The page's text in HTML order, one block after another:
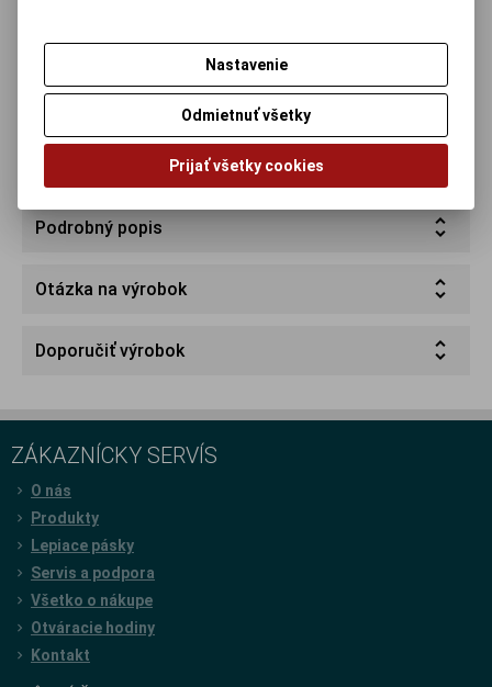
Porovnať Pridať k obľúbeným Tlač
Záruka (mesiacov):
Podrobný popis
Otázka na výrobok
Doporučiť výrobok
ZÁKAZNÍCKY SERVÍS
O nás
Produkty
Lepiace pásky
Servis a podpora
Všetko o nákupe
Otváracie hodiny
Kontakt
Nastavenie
Odmietnuť všetky
Prijať všetky cookies